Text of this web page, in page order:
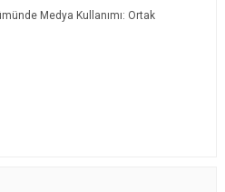
Medya Kullanımı: Ortak